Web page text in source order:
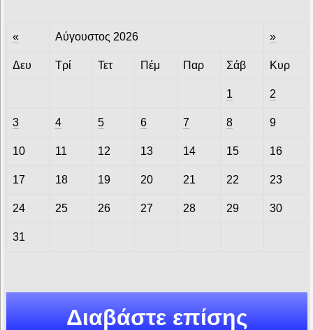
« Αύγουστος 2026 »
Δευ Τρί Τετ Πέμ Παρ Σάβ Κυρ
1 2
3 4 5 6 7 8 9
10 11 12 13 14 15 16
17 18 19 20 21 22 23
24 25 26 27 28 29 30
31
Διαβάστε επίσης